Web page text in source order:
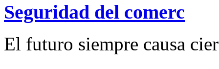
Seguridad del comerc
El futuro siempre causa